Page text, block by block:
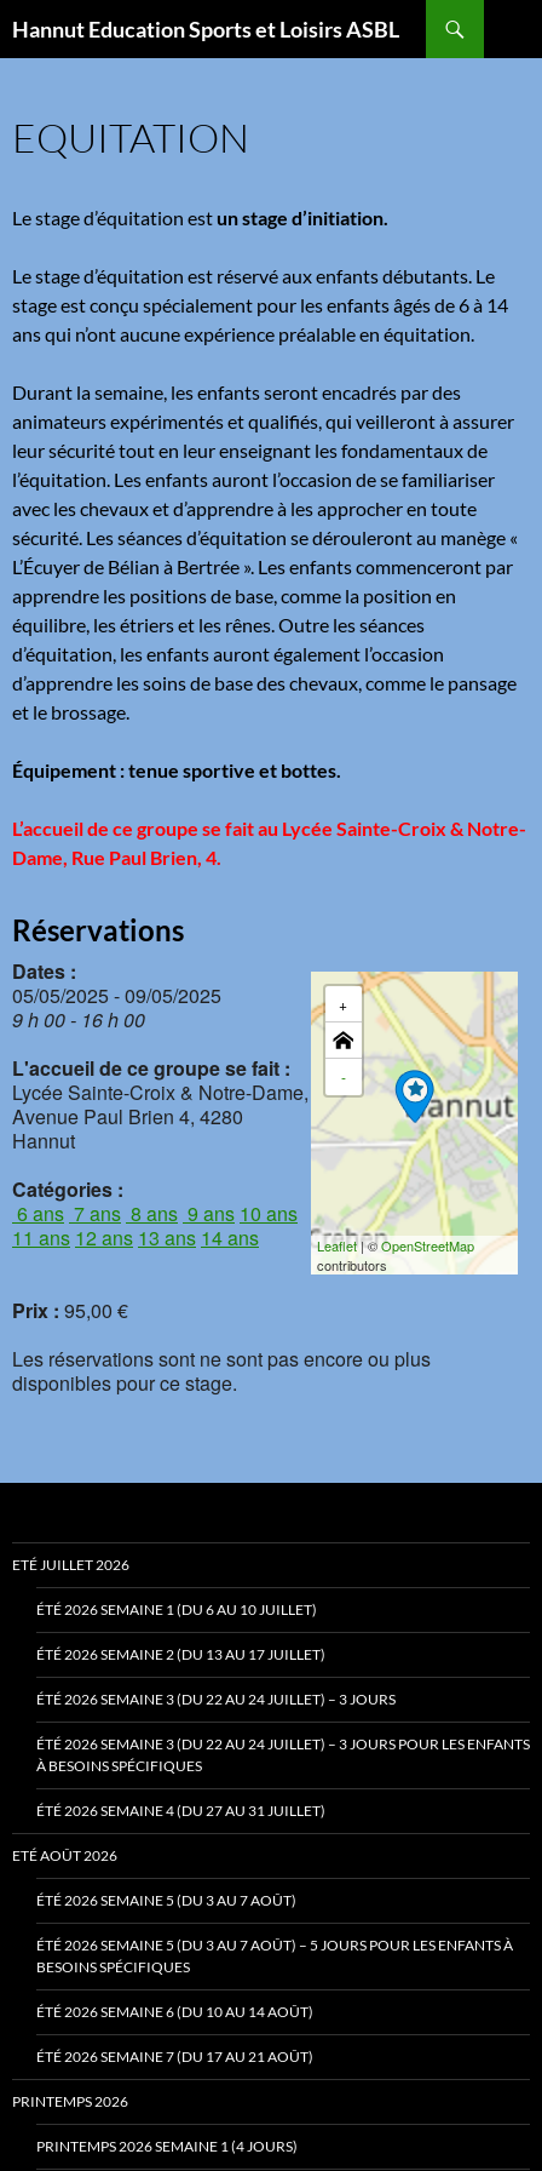
auHannut Education Sports et Loisirs ASBL
EQUITATION
Le stage d’équitation estun stage d’initiation.
Le stage d’équitation est réservé aux enfants débutants. Le
stage est conçu spécialement pour les enfants âgés de 6 à 14
ans qui n’ont aucune expérience préalable en équitation.
Durant la semaine, les enfants seront encadrés par des
animateurs expérimentés et qualifiés, qui veilleront à assurer
leur sécurité tout en leur enseignant les fondamentaux de
l’équitation. Les enfants auront l’occasion de se familiariser
avec les chevaux et d’apprendre à les approcher en toute
sécurité. Les séances d’équitation se dérouleront au manège «
L’Écuyer de Bélian à Bertrée ». Les enfants commenceront par
apprendre les positions de base, comme la position en
équilibre, les étriers et les rênes. Outre les séances
d’équitation, les enfants auront également l’occasion
d’apprendre les soins de base des chevaux, comme le pansage
et le brossage.
Équipement : tenue sportive et bottes.
L’accueil de ce groupe se fait au Lycée Sainte-Croix & Notre-
Dame, Rue Paul Brien, 4.
Réservations
+
-
Leaflet| ©OpenStreetMap
contributors
Dates :
05/05/2025 - 09/05/2025
9 h 00 - 16 h 00
L'accueil de ce groupe se fait :
Lycée Sainte-Croix & Notre-Dame,
Avenue Paul Brien 4, 4280
Hannut
Catégories :
6 ans 7 ans 8 ans 9 ans 10 ans
11 ans 12 ans 13 ans 14 ans
Prix : 95,00 €
Les réservations sont ne sont pas encore ou plus
disponibles pour ce stage.
ETÉ JUILLET 2026
ÉTÉ 2026 SEMAINE 1 (DU 6 AU 10 JUILLET)
ÉTÉ 2026 SEMAINE 2 (DU 13 AU 17 JUILLET)
ÉTÉ 2026 SEMAINE 3 (DU 22 AU 24 JUILLET) – 3 JOURS
ÉTÉ 2026 SEMAINE 3 (DU 22 AU 24 JUILLET) – 3 JOURS POUR LES ENFANTS
À BESOINS SPÉCIFIQUES
ÉTÉ 2026 SEMAINE 4 (DU 27 AU 31 JUILLET)
ETÉ AOÛT 2026
ÉTÉ 2026 SEMAINE 5 (DU 3 AU 7 AOÛT)
ÉTÉ 2026 SEMAINE 5 (DU 3 AU 7 AOÛT) – 5 JOURS POUR LES ENFANTS À
BESOINS SPÉCIFIQUES
ÉTÉ 2026 SEMAINE 6 (DU 10 AU 14 AOÛT)
ÉTÉ 2026 SEMAINE 7 (DU 17 AU 21 AOÛT)
PRINTEMPS 2026
PRINTEMPS 2026 SEMAINE 1 (4 JOURS)